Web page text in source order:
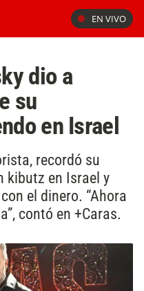
EN VIVO
dio a
su
en Israel
recordó su
kibutz en Israel y
el dinero. “Ahora
contó en +Caras.